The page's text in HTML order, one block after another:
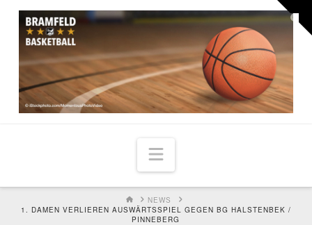
Navigation
HOMENEWS
1. DAMEN VERLIEREN AUSWÄRTSSPIEL GEGEN BG HALSTENBEK /
PINNEBERG
the